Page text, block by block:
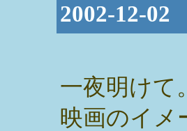
2002-12-
一夜明けて
映画のイメ